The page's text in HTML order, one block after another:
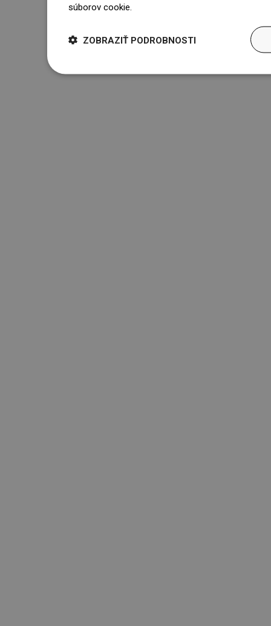
súborov cookie.
ZOBRAZIŤ PODROBNOSTI